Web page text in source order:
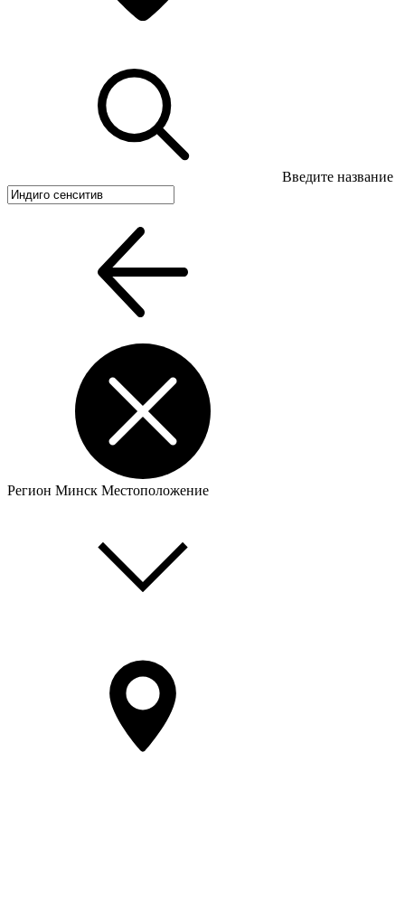
Введите название
Регион Минск Местоположение